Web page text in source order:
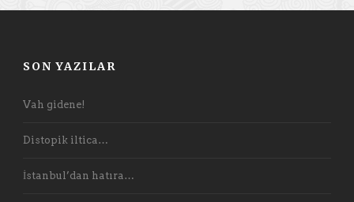
SON YAZILAR
Vah gidene!
Distopik iltica…
İstanbul’dan hatıra…